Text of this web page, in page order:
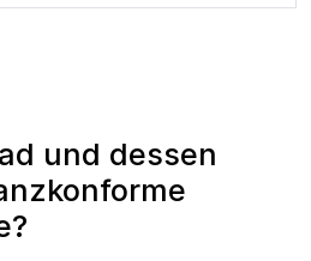
und dessen